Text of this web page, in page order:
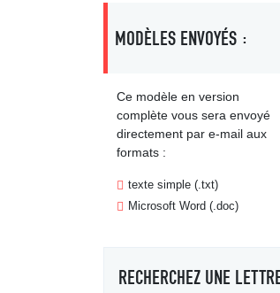
MODÈLES ENVOYÉS :
Ce modèle en version
complète vous sera envoyé
directement par e-mail aux
formats :
texte simple (.txt)
Microsoft Word (.doc)
RECHERCHEZ UNE